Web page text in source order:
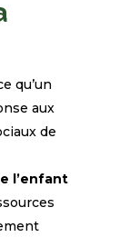
qu’un
aux
de
l’enfant